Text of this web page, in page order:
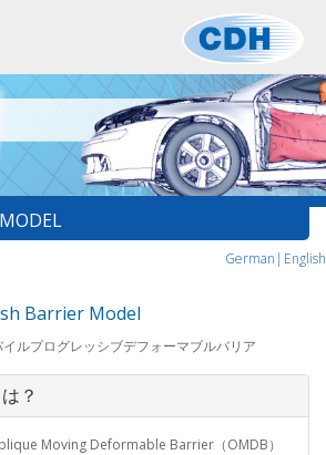
German| English
Barrier Model
ルプログレッシブデフォーマブルバリア
？
Moving Deformable Barrier（OMDB）